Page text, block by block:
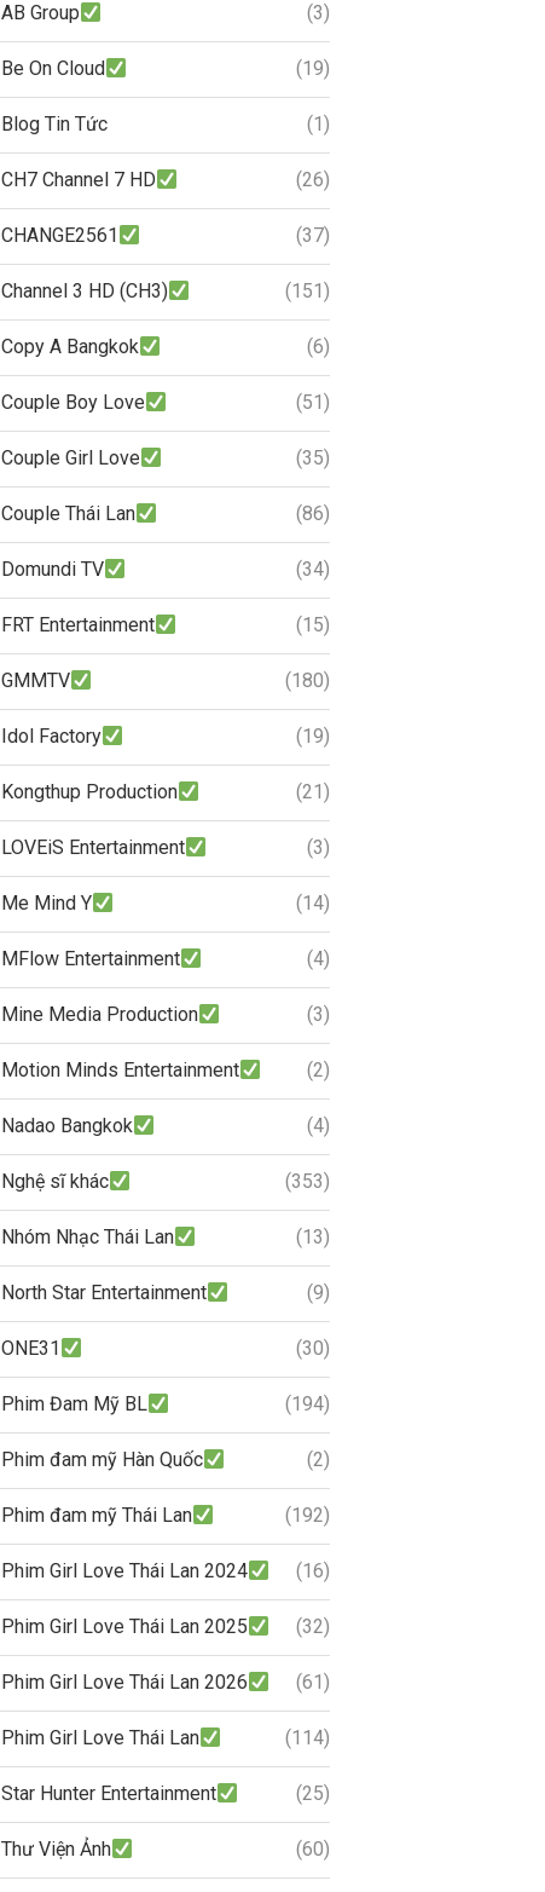
AB Group (3)
Be On Cloud (19)
Blog Tin Tức (1)
CH7 Channel 7 HD (26)
CHANGE2561 (37)
Channel 3 HD (CH3) (151)
Copy A Bangkok (6)
Couple Boy Love (51)
Couple Girl Love (35)
Couple Thái Lan (86)
Domundi TV (34)
FRT Entertainment (15)
GMMTV (180)
Idol Factory (19)
Kongthup Production (21)
LOVEiS Entertainment (3)
Me Mind Y (14)
MFlow Entertainment (4)
Mine Media Production (3)
Motion Minds Entertainment (2)
Nadao Bangkok (4)
Nghệ sĩ khác (353)
Nhóm Nhạc Thái Lan (13)
North Star Entertainment (9)
ONE31 (30)
Phim Đam Mỹ BL (194)
Phim đam mỹ Hàn Quốc (2)
Phim đam mỹ Thái Lan (192)
Phim Girl Love Thái Lan 2024 (16)
Phim Girl Love Thái Lan 2025 (32)
Phim Girl Love Thái Lan 2026 (61)
Phim Girl Love Thái Lan (114)
Star Hunter Entertainment (25)
Thư Viện Ảnh (60)